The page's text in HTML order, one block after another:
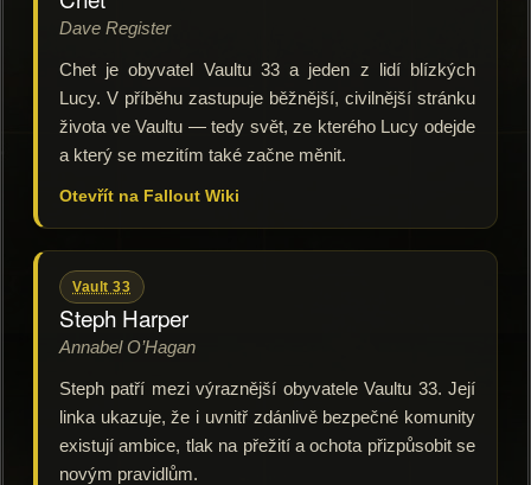
Dave Register
Chet je obyvatel Vaultu 33 a jeden z lidí blízkých
Lucy. V příběhu zastupuje běžnější, civilnější stránku
života ve Vaultu — tedy svět, ze kterého Lucy odejde
a který se mezitím také začne měnit.
Otevřít na Fallout Wiki
Steph Harper
Annabel O’Hagan
Vault 33
Steph patří mezi výraznější obyvatele Vaultu 33. Její
linka ukazuje, že i uvnitř zdánlivě bezpečné komunity
existují ambice, tlak na přežití a ochota přizpůsobit se
novým pravidlům.